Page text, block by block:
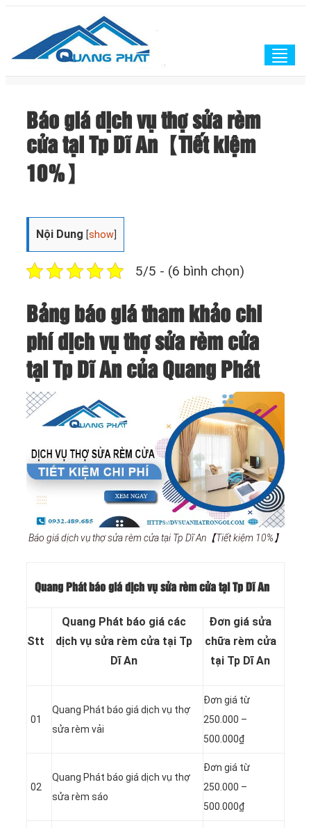
Báo giá dịch vụ thợ sửa rèm
cửa tại Tp Dĩ An【Tiết kiệm
10%】
Nội Dung [show
5/5 - (6 bình chọn)
Bảng báo giá tham khảo chi
phí dịch vụ thợ sửa rèm cửa
tại Tp Dĩ An của Quang Phát
Báo giá dịch vụ thợ sửa rèm cửa tại Tp Dĩ An【Tiết kiệm 10%】
Quang Phát báo giá dịch vụ sửa rèm cửa tại Tp Dĩ An
Stt
Quang Phát báo giá các
dịch vụ sửa rèm cửa tại Tp
Dĩ An
Đơn giá sửa
chữa rèm cửa
tại Tp Dĩ An
01
Quang Phát báo giá dịch vụ thợ
sửa rèm vải
Đơn giá từ
250.000 –
500.000₫
02
Quang Phát báo giá dịch vụ thợ
sửa rèm sáo
Đơn giá từ
250.000 –
500.000₫